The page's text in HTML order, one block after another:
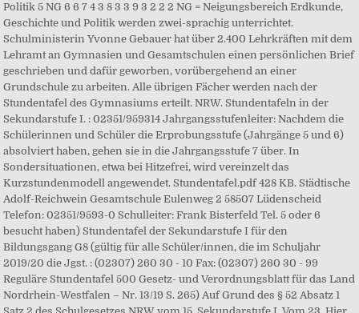
Politik 5 NG 6 6 7 4 3 8 3 3 9 3 2 2 2 NG = Neigungsbereich Erdkunde,
Geschichte und Politik werden zwei-sprachig unterrichtet.
Schulministerin Yvonne Gebauer hat über 2.400 Lehrkräften mit dem
Lehramt an Gymnasien und Gesamtschulen einen persönlichen Brief
geschrieben und dafür geworben, vorübergehend an einer
Grundschule zu arbeiten. Alle übrigen Fächer werden nach der
Stundentafel des Gymnasiums erteilt. NRW. Stundentafeln in der
Sekundarstufe I. : 02351/959314 Jahrgangsstufenleiter: Nachdem die
Schülerinnen und Schüler die Erprobungsstufe (Jahrgänge 5 und 6)
absolviert haben, gehen sie in die Jahrgangsstufe 7 über. In
Sondersituationen, etwa bei Hitzefrei, wird vereinzelt das
Kurzstundenmodell angewendet. Stundentafel.pdf 428 KB. Städtische
Adolf-Reichwein Gesamtschule Eulenweg 2 58507 Lüdenscheid
Telefon: 02351/9593-0 Schulleiter: Frank Bisterfeld Tel. 5 oder 6
besucht haben) Stundentafel der Sekundarstufe I für den
Bildungsgang G8 (gültig für alle Schüler/innen, die im Schuljahr
2019/20 die Jgst. : (02307) 260 30 - 10 Fax: (02307) 260 30 - 99
Reguläre Stundentafel 500 Gesetz- und Verordnungsblatt für das Land
Nordrhein-Westfalen – Nr. 13/19 S. 265) Auf Grund des § 52 Absatz 1